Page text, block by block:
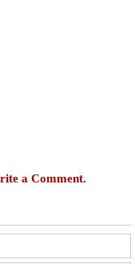
a Comment.